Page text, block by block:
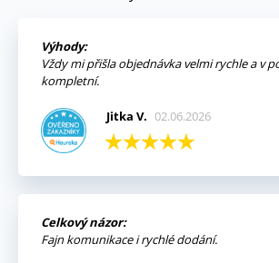
Výhody:
Vždy mi přišla objednávka velmi rychle a v
kompletní.
Jitka V. 02.06.2026
Celkový názor:
Fajn komunikace i rychlé dodání.